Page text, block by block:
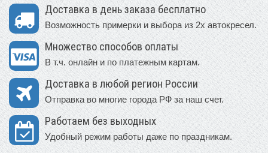
Доставка в день заказа бесплатно
Возможность примерки и выбора из 2х автокресел.
Множество способов оплаты
В т.ч. онлайн и по платежным картам.
Доставка в любой регион России
Отправка во многие города РФ за наш счет.
Работаем без выходных
Удобный режим работы даже по праздникам.